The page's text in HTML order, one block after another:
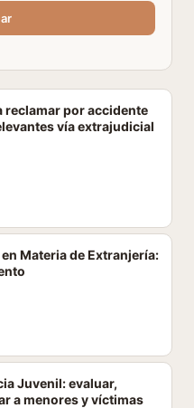
reclamar por accidente
vía extrajudicial
Materia de Extranjería:
Juvenil: evaluar,
a menores y víctimas